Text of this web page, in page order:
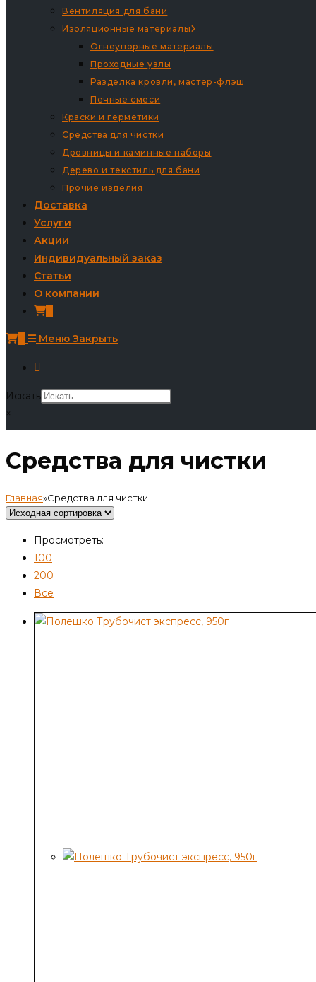
Вентиляция для бани
Изоляционные материалы
Огнеупорные материалы
Проходные узлы
Разделка кровли, мастер-флэш
Печные смеси
Краски и герметики
Средства для чистки
Дровницы и каминные наборы
Дерево и текстиль для бани
Прочие изделия
Доставка
Услуги
Акции
Индивидуальный заказ
Статьи
О компании
Меню Закрыть
Искать
×
Средства для чистки
Главная»Средства для чистки
Просмотреть:
100
200
Все